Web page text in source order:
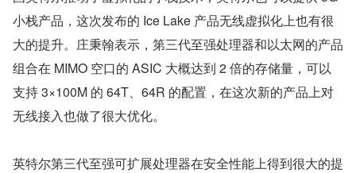
小栈产品，这次发布的 Ice Lake 产品无线虚拟化上也有很
大的提升。庄秉翰表示，第三代至强处理器和以太网的产品
组合在 MIMO 空口的 ASIC 大概达到 2 倍的存储量，可以
支持 3×100M 的 64T、64R 的配置，在这次新的产品上对
无线接入也做了很大优化。
英特尔第三代至强可扩展处理器在安全性能上得到很大的提